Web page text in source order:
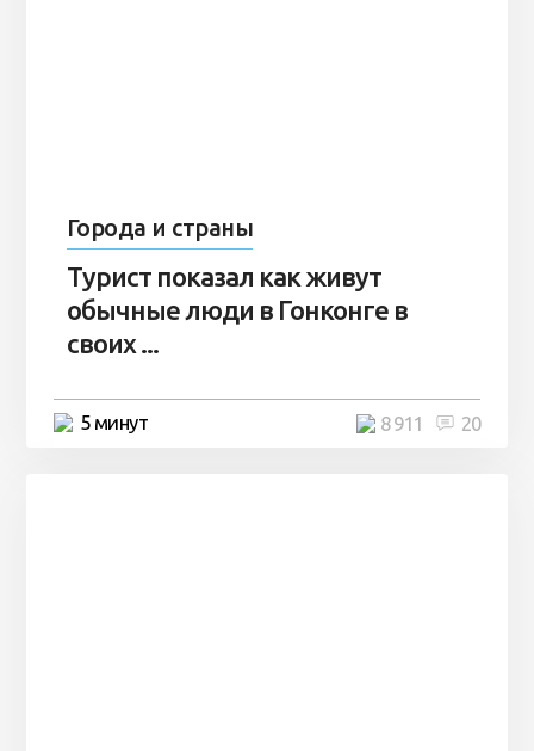
Города и страны
Турист показал как живут
обычные люди в Гонконге в
своих ...
5 минут 20
8 911